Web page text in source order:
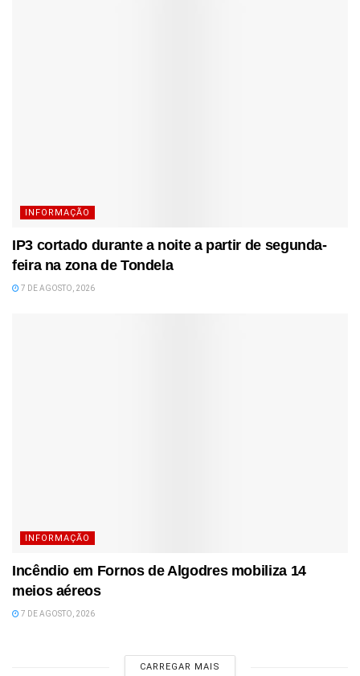
INFORMAÇÃO
IP3 cortado durante a noite a partir de segunda-
feira na zona de Tondela
7 DE AGOSTO, 2026
INFORMAÇÃO
Incêndio em Fornos de Algodres mobiliza 14
meios aéreos
7 DE AGOSTO, 2026
CARREGAR MAIS